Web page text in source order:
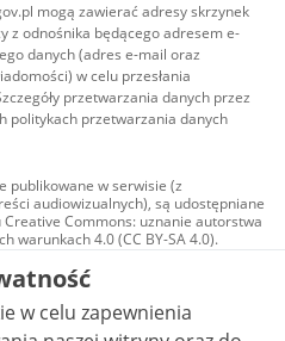
mogą zawierać adresy skrzynek
z odnośnika będącego adresem e-
danych (adres e-mail oraz
w celu przesłania
przetwarzania danych przez
politykach przetwarzania danych
publikowane w serwisie (z
audiowizualnych), są udostępniane
Creative Commons: uznanie autorstwa
warunkach 4.0 (CC BY-SA 4.0).
w tym zdjęcia, materiały
udostępniane na licencji typu
uznanie autorstwa użycie
bez utworów zależnych 4.0 (CC BY-
nie jest to stwierdzone inaczej.
w celu zapewnienia